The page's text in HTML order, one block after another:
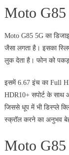
Moto G85
Moto G85 5G का
जैसा लगता है। इसका
लुक देता है। फोन को
इसमें 6.67 इंच का Full
HDR10+ सपोर्ट के साथ
जिससे धूप में भी डिस्प्ले
स्क्रॉल करने का अनुभव
Moto G85